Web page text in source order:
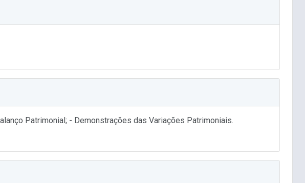
Patrimonial; - Demonstrações das Variações Patrimoniais.